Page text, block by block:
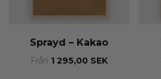
Sprayd – Kakao
Från 1 295,00 SEK